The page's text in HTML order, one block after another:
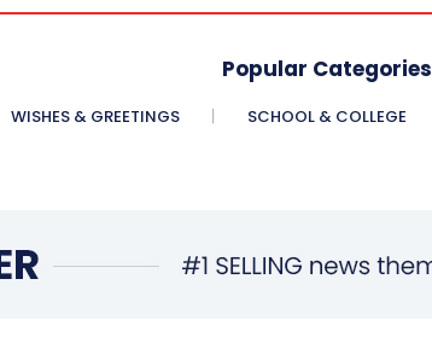
Popular Categories
WISHES & GREETINGS SCHOOL & COLLEGE